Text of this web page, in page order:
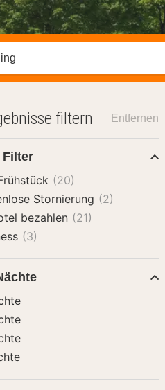
oder Hotel suchen
filtern Entfernen
Filter
(20)
Stornierung (2)
bezahlen (21)
(3)